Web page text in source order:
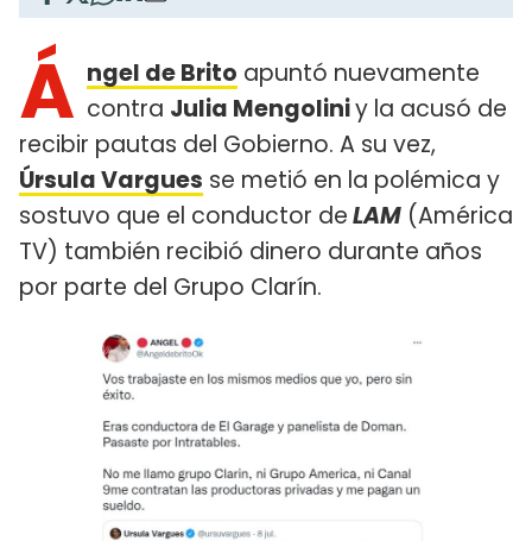
Á ngel de Brito apuntó nuevamente
contra Julia Mengoliniy la acusó de
recibir pautas del Gobierno. A su vez,
Úrsula Vargues se metió en la polémica y
sostuvo que el conductor deLAM (América
TV) también recibió dinero durante años
por parte del Grupo Clarín.